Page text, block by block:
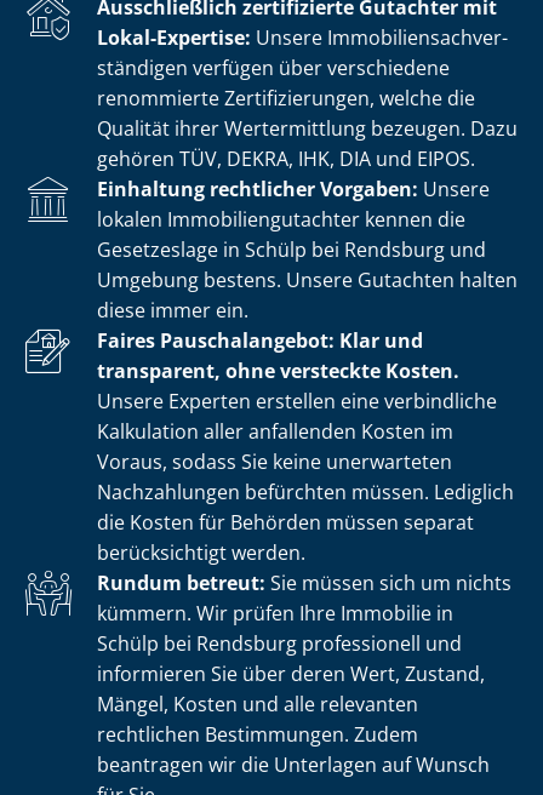
Ausschließlich zertifizierte Gutachter mit
Lokal-Expertise: Unsere Im­mo­bi­li­en­sach­ver­
stän­di­gen verfügen über verschiedene
renommierte Zer­ti­fi­zie­run­gen, welche die
Qualität ihrer Wertermittlung bezeugen. Dazu
gehören TÜV, DEKRA, IHK, DIA und EIPOS.
Einhaltung rechtlicher Vorgaben: Unsere
lokalen Im­mo­bi­li­en­gut­ach­ter kennen die
Gesetzeslage in Schülp bei Rendsburg und
Umgebung bestens. Unsere Gutachten halten
diese immer ein.
Faires Pauschalangebot: Klar und
transparent, ohne versteckte Kosten.
Unsere Experten erstellen eine verbindliche
Kalkulation aller anfallenden Kosten im
Voraus, sodass Sie keine unerwarteten
Nachzahlungen befürchten müssen. Lediglich
die Kosten für Behörden müssen separat
berücksichtigt werden.
Rundum betreut: Sie müssen sich um nichts
kümmern. Wir prüfen Ihre Immobilie in
Schülp bei Rendsburg professionell und
informieren Sie über deren Wert, Zustand,
Mängel, Kosten und alle relevanten
rechtlichen Bestimmungen. Zudem
beantragen wir die Unterlagen auf Wunsch